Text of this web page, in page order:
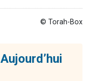
© Torah-Box